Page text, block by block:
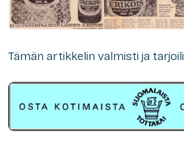
Tämän artikkelin valmisti ja tarjoili